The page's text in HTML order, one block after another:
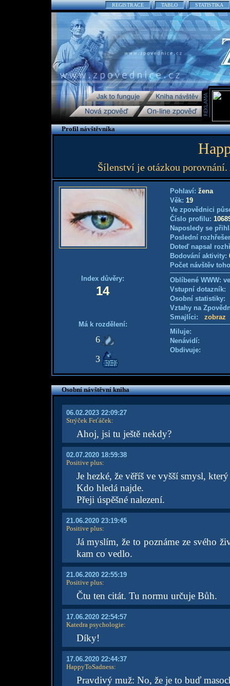
REGISTRACE TABLO STATISTIKA
Profil návštěvníka
Šílenství je otázkou
Index důvěry:
14
Má k rozdělení:
6
3
Pohlaví: žena
Věk: 19
Ve zpovědnici
Číslo profilu:
Naposledy se
Poslední
Doteď napsal
Bodování aktivity:
Počet návštěv
Oblíbené WWW:
Vstupní
Osobní
Vztahy na
Smajlíci: zobraz
Miluje:
Nenávidí:
Obdivuje:
Osobní návštěvní kniha
06.02.2023 22:09:27
Strýček Feťáček:
Ahoj, jsi tu ještě nekdy?
02.07.2020 18:59:38
Positive plus:
Je hezké, že věříš ve vyšší smysl, který
Kdo hledá najde.
Přeji úspěšné nalezení.
21.06.2020 23:19:45
Positive plus:
Já myslím, že to poznáme ze svého
kam co vedlo.
21.06.2020 22:55:19
Positive plus:
Čtu ten citát. Tu normu určuje Bůh.
17.06.2020 22:54:57
Katedra psychologie:
Díky!
17.06.2020 22:44:37
HappyToSadness:
Pravdivý muž: No, že je to buď